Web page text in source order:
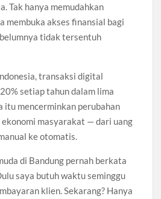
Tak hanya memudahkan
membuka akses finansial bagi
tidak tersentuh
transaksi digital
setiap tahun dalam lima
itu mencerminkan perubahan
masyarakat — dari uang
ke otomatis.
di Bandung pernah berkata
saya butuh waktu seminggu
klien. Sekarang? Hanya